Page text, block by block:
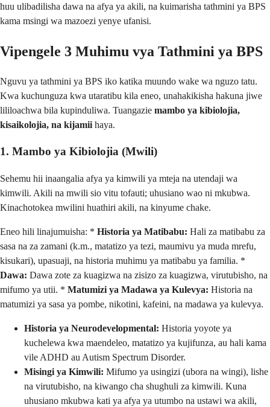
huu ulibadilisha dawa na afya ya akili, na kuimarisha tathmini ya BPS
kama msingi wa mazoezi yenye ufanisi.
Vipengele 3 Muhimu vya Tathmini ya BPS
Nguvu ya tathmini ya BPS iko katika muundo wake wa nguzo tatu.
Kwa kuchunguza kwa utaratibu kila eneo, unahakikisha hakuna jiwe
lililoachwa bila kupinduliwa. Tuangazie mambo ya kibiolojia,
kisaikolojia, na kijamii haya.
1. Mambo ya Kibiolojia (Mwili)
Sehemu hii inaangalia afya ya kimwili ya mteja na utendaji wa
kimwili. Akili na mwili sio vitu tofauti; uhusiano wao ni mkubwa.
Kinachotokea mwilini huathiri akili, na kinyume chake.
Eneo hili linajumuisha: * Historia ya Matibabu: Hali za matibabu za
sasa na za zamani (k.m., matatizo ya tezi, maumivu ya muda mrefu,
kisukari), upasuaji, na historia muhimu ya matibabu ya familia. *
Dawa: Dawa zote za kuagizwa na zisizo za kuagizwa, virutubisho, na
mifumo ya utii. * Matumizi ya Madawa ya Kulevya: Historia na
matumizi ya sasa ya pombe, nikotini, kafeini, na madawa ya kulevya.
Historia ya Neurodevelopmental: Historia yoyote ya
kuchelewa kwa maendeleo, matatizo ya kujifunza, au hali kama
vile ADHD au Autism Spectrum Disorder.
Misingi ya Kimwili: Mifumo ya usingizi (ubora na wingi), lishe
na virutubisho, na kiwango cha shughuli za kimwili. Kuna
uhusiano mkubwa kati ya afya ya utumbo na ustawi wa akili,